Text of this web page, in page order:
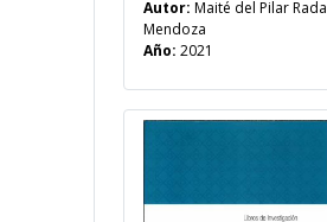
Autor: Maité del Pilar Rada
Mendoza
Año: 2021